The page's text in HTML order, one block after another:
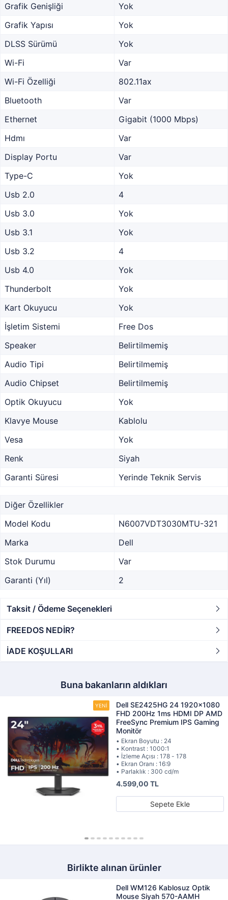
Grafik Genişliği
Yok
Grafik Yapısı
Yok
DLSS Sürümü
Yok
Wi-Fi
Var
Wi-Fi Özelliği
802.11ax
Bluetooth
Var
Ethernet
Gigabit (1000 Mbps)
Hdmı
Var
Display Portu
Var
Type-C
Yok
Usb 2.0
4
Usb 3.0
Yok
Usb 3.1
Yok
Usb 3.2
4
Usb 4.0
Yok
Thunderbolt
Yok
Kart Okuyucu
Yok
İşletim Sistemi
Free Dos
Speaker
Belirtilmemiş
Audio Tipi
Belirtilmemiş
Audio Chipset
Belirtilmemiş
Optik Okuyucu
Yok
Klavye Mouse
Kablolu
Vesa
Yok
Renk
Siyah
Garanti Süresi
Yerinde Teknik Servis
Diğer Özellikler
Model Kodu
N6007VDT3030MTU-321
Marka
Dell
Stok Durumu
Var
Garanti (Yıl)
2
Taksit / Ödeme Seçenekleri
FREEDOS NEDİR?
İADE KOŞULLARI
Buna bakanların aldıkları
Dell SE2425HG 24 1920x1080
FHD 200Hz 1ms HDMI DP AMD
FreeSync Premium IPS Gaming
Monitör
• Ekran Boyutu : 24
• Kontrast : 1000:1
• İzleme Açısı : 178 - 178
• Ekran Oranı : 16:9
• Parlaklık : 300 cd/m
4.599,00 TL
Sepete Ekle
Birlikte alınan ürünler
Dell WM126 Kablosuz Optik
Mouse Siyah 570-AAMH